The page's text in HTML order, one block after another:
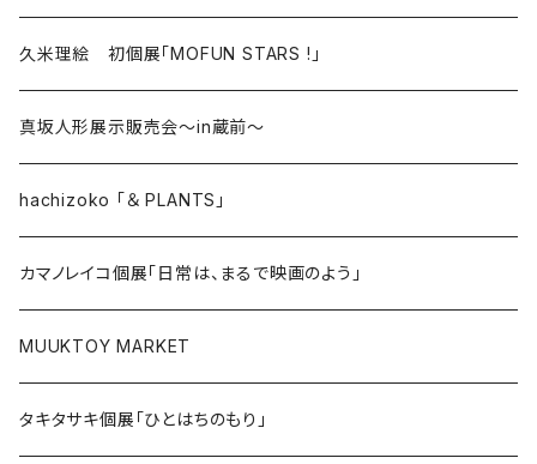
久米理絵 初個展「MOFUN STARS !」
真坂人形展示販売会～in蔵前～
hachizoko 「＆ PLANTS」
カマノレイコ個展「日常は、まるで映画のよう」
MUUKTOY MARKET
タキタサキ個展「ひとはちのもり」